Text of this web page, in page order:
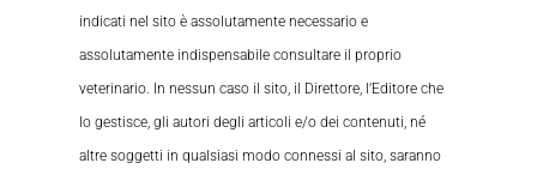
indicati nel sito è assolutamente necessario e
assolutamente indispensabile consultare il proprio
veterinario. In nessun caso il sito, il Direttore, l’Editore che
lo gestisce, gli autori degli articoli e/o dei contenuti, né
altre soggetti in qualsiasi modo connessi al sito, saranno